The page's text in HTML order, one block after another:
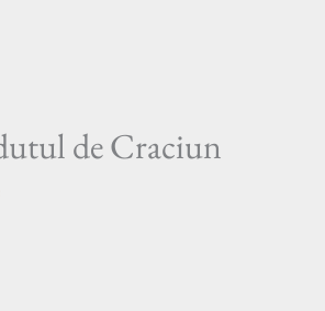
de Craciun